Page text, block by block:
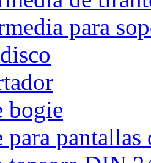
para
bogie
para pantallas